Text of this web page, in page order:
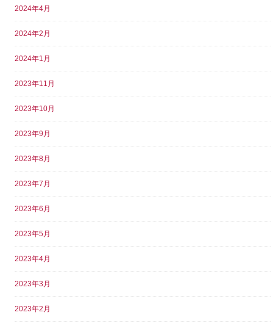
2024年4月
2024年2月
2024年1月
2023年11月
2023年10月
2023年9月
2023年8月
2023年7月
2023年6月
2023年5月
2023年4月
2023年3月
2023年2月